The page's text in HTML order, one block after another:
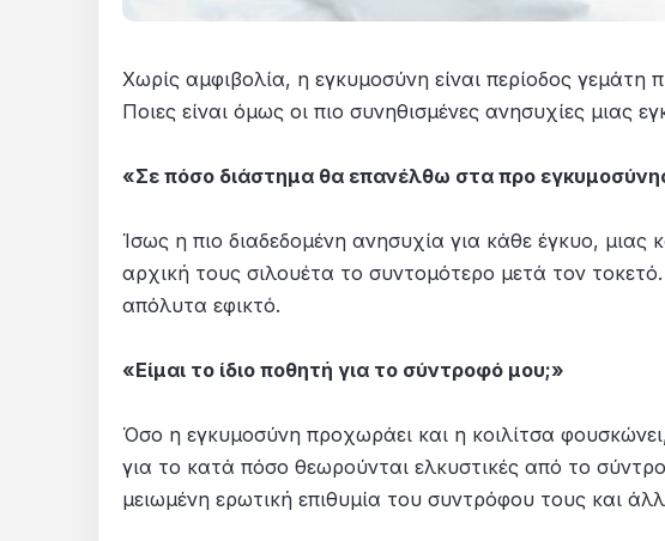
Χωρίς αμφιβολία, η εγκυμοσύνη είναι περίοδος γεμάτη
Ποιες είναι όμως οι πιο συνηθισμένες ανησυχίες μιας
«Σε πόσο διάστημα θα επανέλθω στα προ
Ίσως η πιο διαδεδομένη ανησυχία για κάθε έγκυο, μιας
αρχική τους σιλουέτα το συντομότερο μετά τον
απόλυτα εφικτό.
«Είμαι το ίδιο ποθητή για το σύντροφό μου;»
Όσο η εγκυμοσύνη προχωράει και η κοιλίτσα
για το κατά πόσο θεωρούνται ελκυστικές από το
μειωμένη ερωτική επιθυμία του συντρόφου τους και